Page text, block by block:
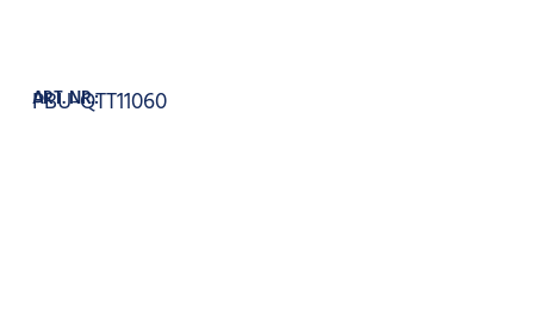
ART. NR.:
PBU-QTT11060